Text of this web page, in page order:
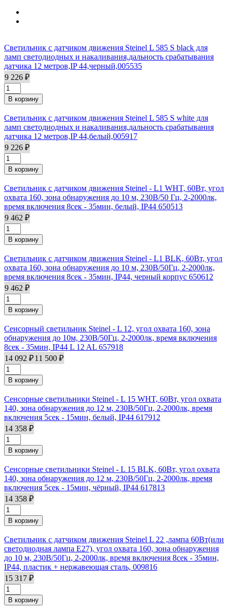
Светильник с датчиком движения Steinel L 585 S black для
ламп светодиодных и накаливания,дальность срабатывания
датчика 12 метров,IP 44,черный,005535
9 226 ₽
Светильник с датчиком движения Steinel L 585 S white для
ламп светодиодных и накаливания,дальность срабатывания
датчика 12 метров,IP 44,белый,005917
9 226 ₽
Светильник с датчиком движения Steinel - L1 WHT, 60Вт, угол
охвата 160, зона обнаружения до 10 м, 230В/50 Гц, 2-2000лк,
время включения 8сек - 35мин, белый, IP44 650513
9 462 ₽
Светильник с датчиком движения Steinel - L1 BLK, 60Вт, угол
охвата 160, зона обнаружения до 10 м, 230В/50Гц, 2-2000лк,
время включения 8сек - 35мин, IP44, черный корпус 650612
9 462 ₽
Сенсорный светильник Steinel - L 12, угол охвата 160, зона
обнаружения до 10м, 230В/50Гц, 2-2000лк, время включения
8сек - 35мин, IP44 L 12 AL 657918
14 092 ₽11 500 ₽
Сенсорные светильники Steinel - L 15 WHT, 60Вт, угол охвата
140, зона обнаружения до 12 м, 230В/50Гц, 2-2000лк, время
включения 5сек - 15мин, белый, IP44 617912
14 358 ₽
Сенсорные светильники Steinel - L 15 BLK, 60Вт, угол охвата
140, зона обнаружения до 12 м, 230В/50Гц, 2-2000лк, время
включения 5сек - 15мин, чёрный, IP44 617813
14 358 ₽
Светильник с датчиком движения Steinel L 22 ,лампа 60Вт(или
светодиодная лампа Е27), угол охвата 160, зона обнаружения
до 10 м, 230В/50Гц, 2-2000лк, время включения 8сек - 35мин,
IP44, пластик + нержавеющая сталь, 009816
15 317 ₽